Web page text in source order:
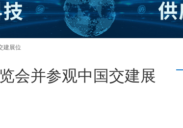
建展位
会并参观中国交建展